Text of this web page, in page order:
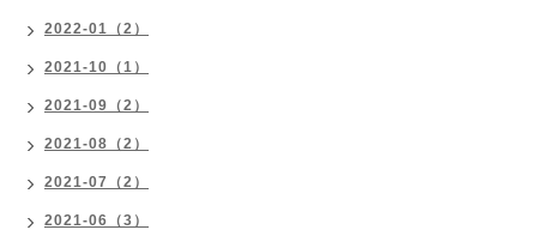
2022-01（2）
2021-10（1）
2021-09（2）
2021-08（2）
2021-07（2）
2021-06（3）